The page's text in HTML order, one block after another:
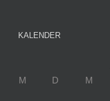
KALENDER
M
D M